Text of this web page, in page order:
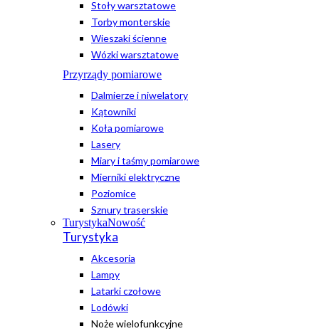
Stoły warsztatowe
Torby monterskie
Wieszaki ścienne
Wózki warsztatowe
Przyrządy pomiarowe
Dalmierze i niwelatory
Kątowniki
Koła pomiarowe
Lasery
Miary i taśmy pomiarowe
Mierniki elektryczne
Poziomice
Sznury traserskie
TurystykaNowość
Turystyka
Akcesoria
Lampy
Latarki czołowe
Lodówki
Noże wielofunkcyjne